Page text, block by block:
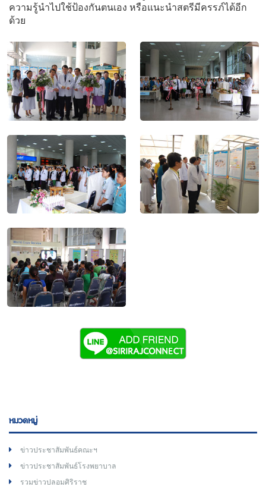
ความรู้นำไปใช้ป้องกันตนเอง หรือแนะนำสตรีมีครรภ์ได้อีก
ด้วย
หมวดหมู่
ข่าวประชาสัมพันธ์คณะฯ
ข่าวประชาสัมพันธ์โรงพยาบาล
รวมข่าวปลอมศิริราช